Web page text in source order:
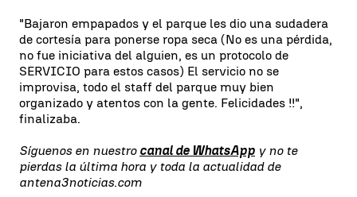
"Bajaron empapados y el parque les dio una sudadera
de cortesía para ponerse ropa seca (No es una pérdida,
no fue iniciativa del alguien, es un protocolo de
SERVICIO para estos casos) El servicio no se
improvisa, todo el staff del parque muy bien
organizado y atentos con la gente. Felicidades !!",
finalizaba.
Síguenos en nuestro canal de WhatsApp y no te
pierdas la última hora y toda la actualidad de
antena3noticias.com